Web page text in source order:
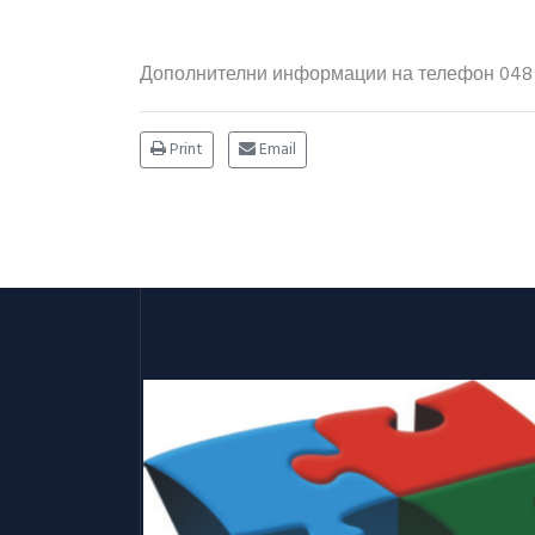
Дополнителни информации на телефон
Print Email